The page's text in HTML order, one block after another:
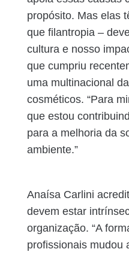
propósito. Mas elas
que filantropia –
cultura e nosso
que cumpriu
uma multinacional
cosméticos. “Para
que estou
para a melhoria da
ambiente.”
Anaísa Carlini
devem estar
organização. “A
profissionais mudou